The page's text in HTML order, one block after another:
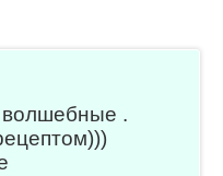
волшебные .